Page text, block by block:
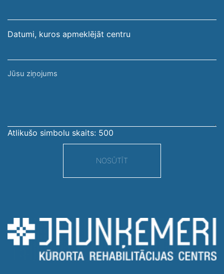
Datumi, kuros apmeklējāt centru
Jūsu
Atlikušo simbolu skaits: 500
NOSŪTĪT